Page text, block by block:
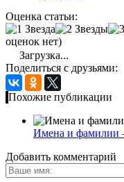
Оценка статьи:
оценок нет)
Загрузка...
Поделиться с друзьями:
Похожие публикации
Имена и фамилии
Добавить комментарий